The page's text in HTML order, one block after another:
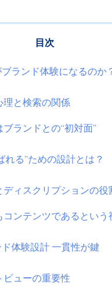
目次
ランド体験になるのか
理と検索の関係
ランドとの“初対面”
れる”ための設計とは？
ディスクリプションの役
コンテンツであるという
体験設計 一貫性が鍵
ビューの重要性